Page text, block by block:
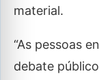
material.
“As pessoas
debate